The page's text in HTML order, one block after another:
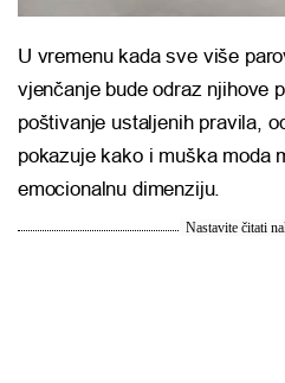
U vremenu kada sve više
vjenčanje bude odraz njihove
poštivanje ustaljenih pravila,
pokazuje kako i muška moda
emocionalnu dimenziju.
Nastavite čitati